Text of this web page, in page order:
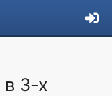
в 3-х